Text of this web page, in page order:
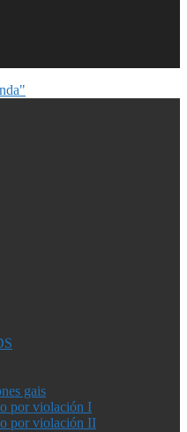
gais
por violación I
por violación II